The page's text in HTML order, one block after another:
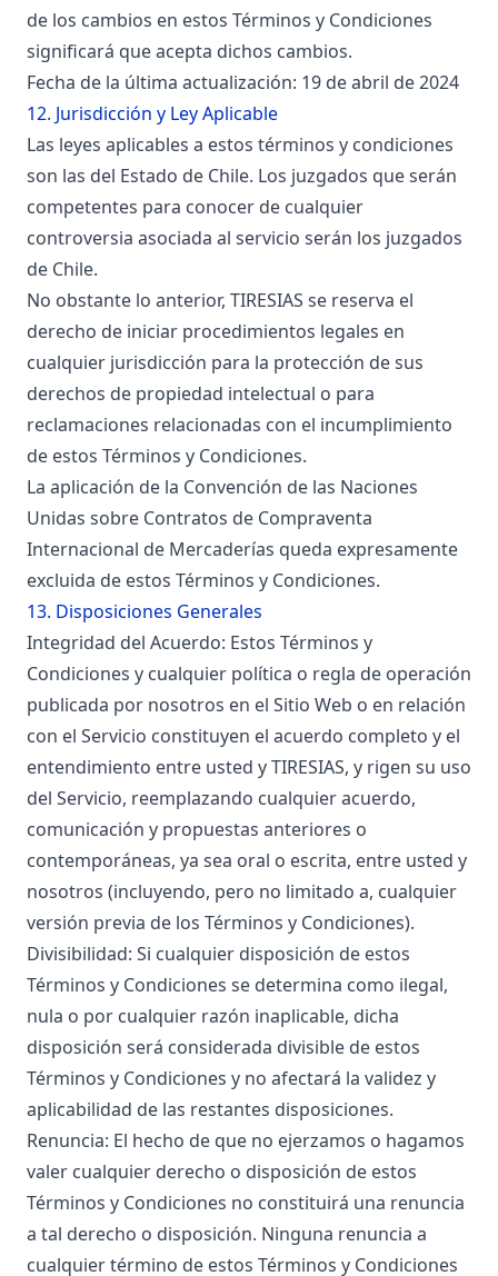
de los cambios en estos Términos y Condiciones
significará que acepta dichos cambios.
Fecha de la última actualización: 19 de abril de 2024
12. Jurisdicción y Ley Aplicable
Las leyes aplicables a estos términos y condiciones
son las del Estado de Chile. Los juzgados que serán
competentes para conocer de cualquier
controversia asociada al servicio serán los juzgados
de Chile.
No obstante lo anterior, TIRESIAS se reserva el
derecho de iniciar procedimientos legales en
cualquier jurisdicción para la protección de sus
derechos de propiedad intelectual o para
reclamaciones relacionadas con el incumplimiento
de estos Términos y Condiciones.
La aplicación de la Convención de las Naciones
Unidas sobre Contratos de Compraventa
Internacional de Mercaderías queda expresamente
excluida de estos Términos y Condiciones.
13. Disposiciones Generales
Integridad del Acuerdo: Estos Términos y
Condiciones y cualquier política o regla de operación
publicada por nosotros en el Sitio Web o en relación
con el Servicio constituyen el acuerdo completo y el
entendimiento entre usted y TIRESIAS, y rigen su uso
del Servicio, reemplazando cualquier acuerdo,
comunicación y propuestas anteriores o
contemporáneas, ya sea oral o escrita, entre usted y
nosotros (incluyendo, pero no limitado a, cualquier
versión previa de los Términos y Condiciones).
Divisibilidad: Si cualquier disposición de estos
Términos y Condiciones se determina como ilegal,
nula o por cualquier razón inaplicable, dicha
disposición será considerada divisible de estos
Términos y Condiciones y no afectará la validez y
aplicabilidad de las restantes disposiciones.
Renuncia: El hecho de que no ejerzamos o hagamos
valer cualquier derecho o disposición de estos
Términos y Condiciones no constituirá una renuncia
a tal derecho o disposición. Ninguna renuncia a
cualquier término de estos Términos y Condiciones